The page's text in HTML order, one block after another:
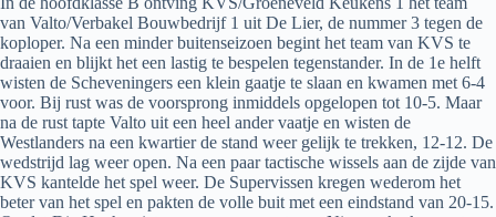
van Valto/Verbakel Bouwbedrijf 1 uit De Lier, de nummer 3 tegen de
koploper. Na een minder buitenseizoen begint het team van KVS te
draaien en blijkt het een lastig te bespelen tegenstander. In de 1e helft
wisten de Scheveningers een klein gaatje te slaan en kwamen met 6-4
voor. Bij rust was de voorsprong inmiddels opgelopen tot 10-5. Maar
na de rust tapte Valto uit een heel ander vaatje en wisten de
Westlanders na een kwartier de stand weer gelijk te trekken, 12-12. De
wedstrijd lag weer open. Na een paar tactische wissels aan de zijde van
KVS kantelde het spel weer. De Supervissen kregen wederom het
beter van het spel en pakten de volle buit met een eindstand van 20-15.